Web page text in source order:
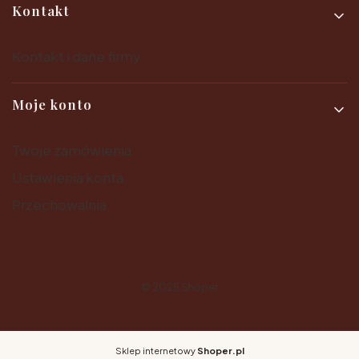
Kontakt
Moje konto
Sklep internetowy Shoper.pl